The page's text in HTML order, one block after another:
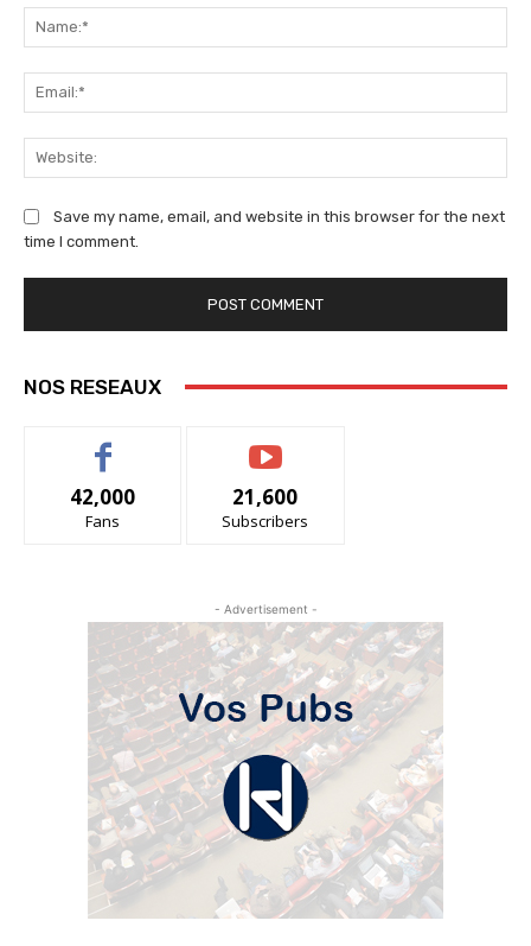
Save my name, email, and website in this browser for the next
time I comment.
NOS RESEAUX
42,000
Fans
21,600
Subscribers
- Advertisement -